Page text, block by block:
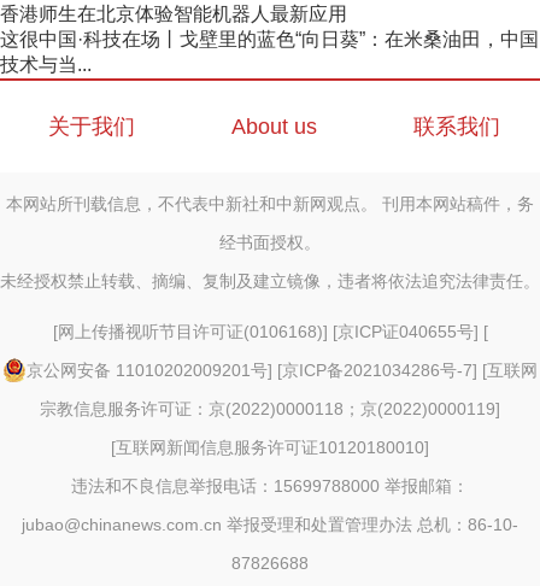
香港师生在北京体验智能机器人最新应用
这很中国·科技在场丨戈壁里的蓝色“向日葵”：在米桑油田，中国
技术与当...
关于我们 About us 联系我们
本网站所刊载信息，不代表中新社和中新网观点。 刊用本网站稿件，务
经书面授权。
未经授权禁止转载、摘编、复制及建立镜像，违者将依法追究法律责任。
[网上传播视听节目许可证(0106168)] [京ICP证040655号] [
京公网安备 11010202009201号] [京ICP备2021034286号-7] [互联网
宗教信息服务许可证：京(2022)0000118；京(2022)0000119]
[互联网新闻信息服务许可证10120180010]
违法和不良信息举报电话：15699788000 举报邮箱：
jubao@chinanews.com.cn 举报受理和处置管理办法 总机：86-10-
87826688